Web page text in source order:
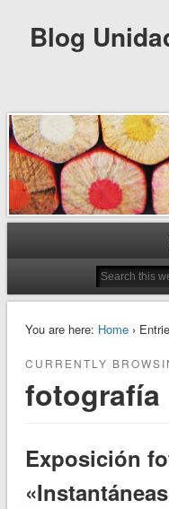
Blog
You are here: Home›
CURRENTLY
fotografía
Exposición